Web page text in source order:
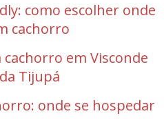
como escolher onde
cachorro
em Visconde
Tijupá
onde se hospedar